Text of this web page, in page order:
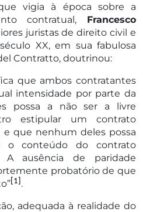
vigia à época sobre a
contratual, Francesco
juristas de direito civil e
XX, em sua fabulosa
Contratto, doutrinou:
que ambos contratantes
intensidade por parte da
possa a não ser a livre
estipular um contrato
e que nenhum deles possa
o conteúdo do contrato
A ausência de paridade
probatório de que
[1] .
adequada à realidade do